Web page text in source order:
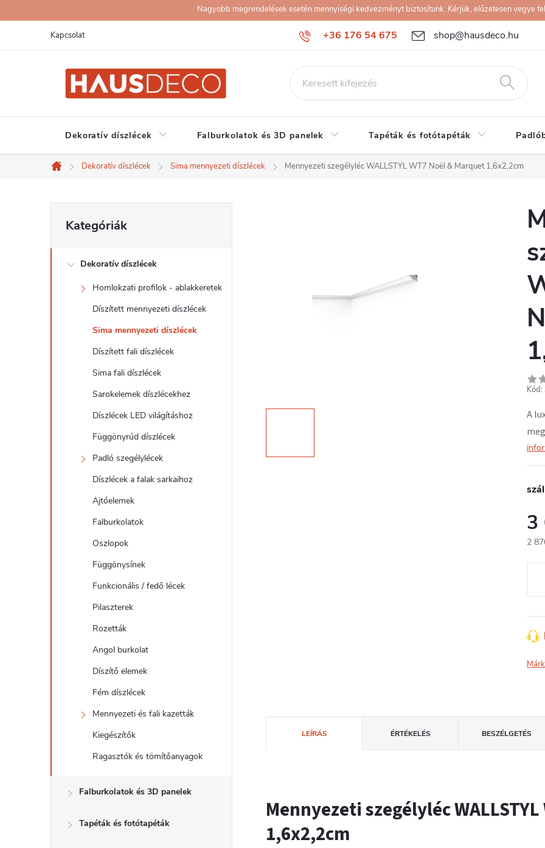
a
Nagyobb megrendelések esetén mennyiségi kedvezményt biztosítunk. Kérjük, előzetesen vegye
+36 176 54 675 shop@hausdeco.hu
Kapcsolat
Dekoratív díszlécek Falburkolatok és 3D panelek Tapéták és fotótapéták
Kezdőlap
Dekoratív díszlécek Sima mennyezeti díszlécek Mennyezeti szegélyléc WALLSTYL WT7 Noël & Marquet 1,6x2,2cm
O
l
átugrása
Kategóriák
Dekoratív díszlécek
Homlokzati profilok - ablakkeretek
Díszített mennyezeti díszlécek
Sima mennyezeti díszlécek
Díszített fali díszlécek
Sima fali díszlécek
Sarokelemek díszlécekhez
Díszlécek LED világításhoz
Függönyrúd díszlécek
Padló szegélylécek
Díszlécek a falak sarkaihoz
Ajtóelemek
Falburkolatok
Oszlopok
Függönysínek
Funkcionális / fedő lécek
Pilaszterek
Rozetták
Angol burkolat
Díszítő elemek
Fém díszlécek
Mennyezeti és fali kazetták
Kiegészítők
Ragasztók és tömítőanyagok
Falburkolatok és 3D panelek
Tapéták és fotótapéták
Kód:
A
3
2
LEÍRÁS ÉRTÉKELÉS BESZÉLGETÉS
Mennyezeti szegélyléc
1,6x2,2cm